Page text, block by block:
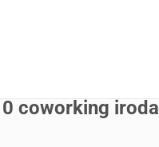
coworking iroda